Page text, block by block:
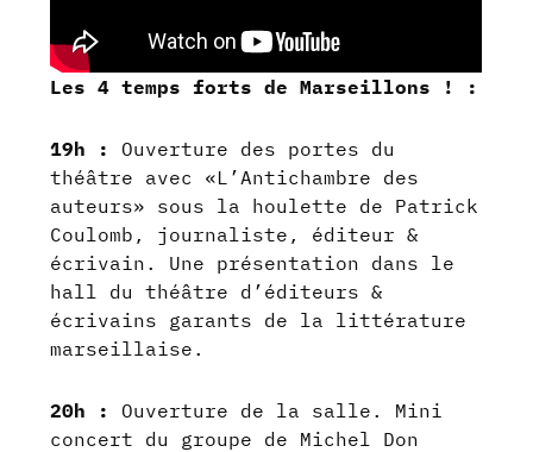
Les 4 temps forts de Marseillons ! :
19h :
Ouverture des portes du
théâtre avec «L’Antichambre des
auteurs» sous la houlette de Patrick
Coulomb, journaliste, éditeur &
écrivain. Une présentation dans le
hall du théâtre d’éditeurs &
écrivains garants de la littérature
marseillaise.
20h :
Ouverture de la salle. Mini
concert du groupe de Michel Don